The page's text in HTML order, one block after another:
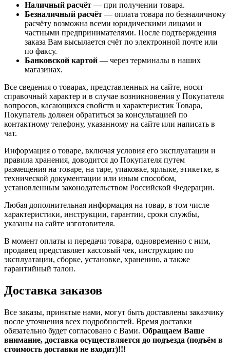
Наличный расчёт — при получении товара.
Безналичный расчёт — оплата товара по безналичному
расчёту возможна всеми юридическими лицами и
частными предпринимателями. После подтверждения
заказа Вам высылается счёт по электронной почте или
по факсу.
Банковской картой — через терминалы в наших
магазинах.
Все сведения о товарах, представленных на сайте, носят
справочный характер и в случае возникновения у Покупателя
вопросов, касающихся свойств и характеристик Товара,
Покупатель должен обратиться за консультацией по
контактному телефону, указанному на сайте или написать в
чат.
Информация о товаре, включая условия его эксплуатации и
правила хранения, доводится до Покупателя путем
размещения на товаре, на таре, упаковке, ярлыке, этикетке, в
технической документации или иным способом,
установленным законодательством Российской Федерации.
Любая дополнительная информация на товар, в том числе
характеристики, инструкции, гарантии, сроки службы,
указаны на сайте изготовителя.
В момент оплаты и передачи товара, одновременно с ним,
продавец представляет кассовый чек, инструкцию по
эксплуатации, сборке, установке, хранению, а также
гарантийный талон.
Доставка заказов
Все заказы, принятые нами, могут быть доставлены заказчику
после уточнения всех подробностей. Время доставки
обязательно будет согласовано с Вами. Обращаем Ваше
внимание, доставка осуществляется до подъезда (подъём в
стоимость доставки не входит)!!!